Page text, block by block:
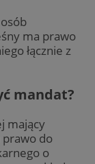
ma prawo
łącznie z
mandat?
mający
do
o